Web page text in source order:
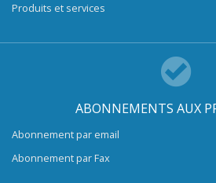
Produits et services
ABONNEMENTS AUX
Abonnement par email
Abonnement par Fax